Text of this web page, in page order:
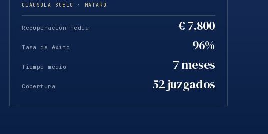
CLÁUSULA SUELO · MATARÓ
Recuperación media € 7.800
Tasa de éxito 96%
Tiempo medio 7 meses
Cobertura 52 juzgados